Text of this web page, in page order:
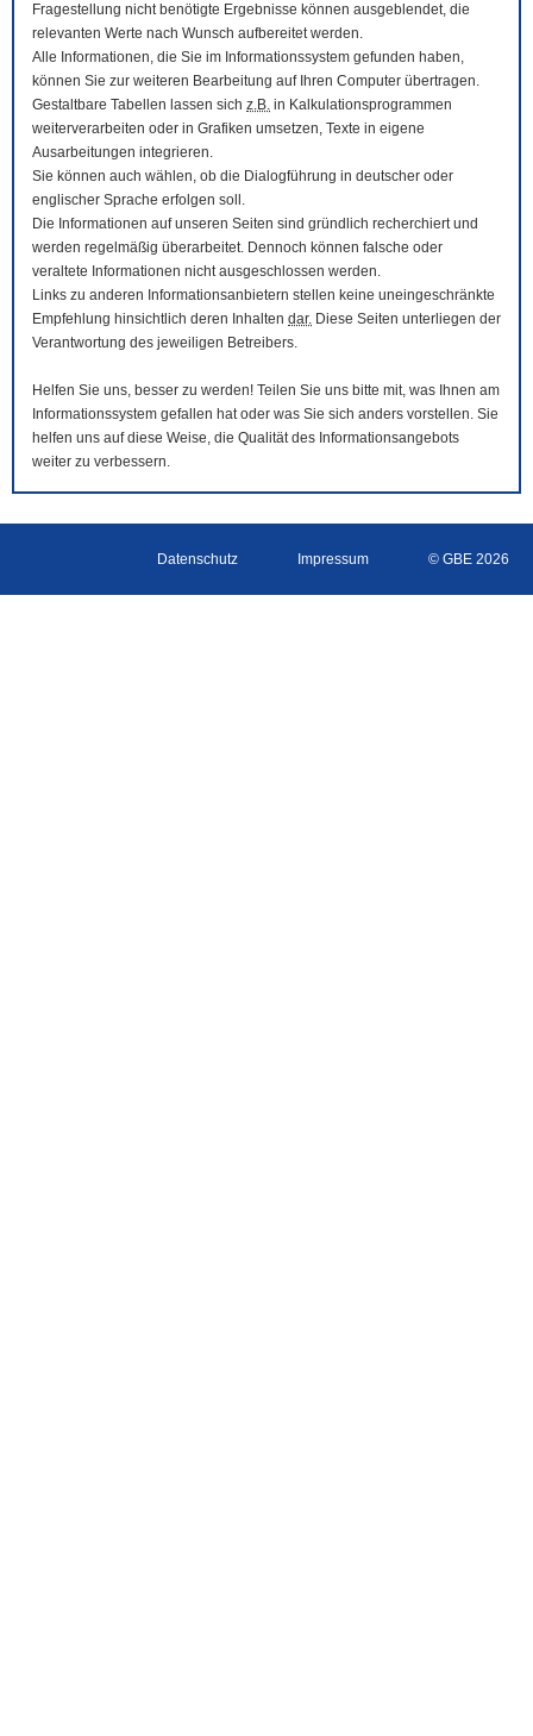
Fragestellung nicht benötigte Ergebnisse können ausgeblendet, die
relevanten Werte nach Wunsch aufbereitet werden.
Alle Informationen, die Sie im Informationssystem gefunden haben,
können Sie zur weiteren Bearbeitung auf Ihren Computer übertragen.
Gestaltbare Tabellen lassen sich z.B. in Kalkulationsprogrammen
weiterverarbeiten oder in Grafiken umsetzen, Texte in eigene
Ausarbeitungen integrieren.
Sie können auch wählen, ob die Dialogführung in deutscher oder
englischer Sprache erfolgen soll.
Die Informationen auf unseren Seiten sind gründlich recherchiert und
werden regelmäßig überarbeitet. Dennoch können falsche oder
veraltete Informationen nicht ausgeschlossen werden.
Links zu anderen Informationsanbietern stellen keine uneingeschränkte
Empfehlung hinsichtlich deren Inhalten dar. Diese Seiten unterliegen der
Verantwortung des jeweiligen Betreibers.
Helfen Sie uns, besser zu werden! Teilen Sie uns bitte mit, was Ihnen am
Informationssystem gefallen hat oder was Sie sich anders vorstellen. Sie
helfen uns auf diese Weise, die Qualität des Informationsangebots
weiter zu verbessern.
Datenschutz Impressum © GBE 2026